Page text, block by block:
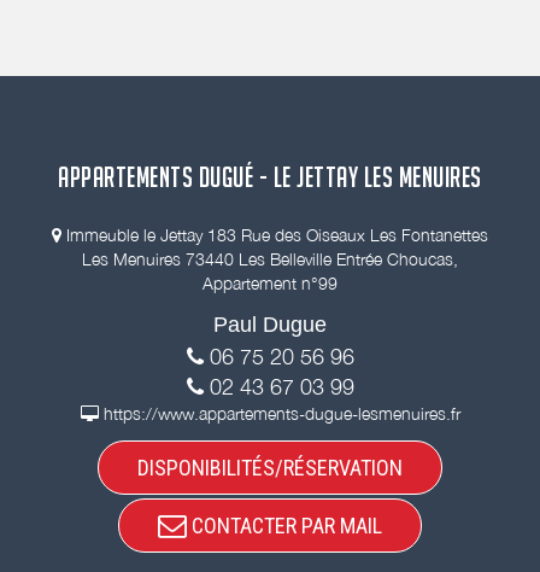
APPARTEMENTS DUGUÉ - LE JETTAY LES MENUIRES
Immeuble le Jettay 183 Rue des Oiseaux Les Fontanettes
Les Menuires 73440 Les Belleville Entrée Choucas,
Appartement n°99
Paul Dugue
06 75 20 56 96
02 43 67 03 99
https://www.appartements-dugue-lesmenuires.fr
DISPONIBILITÉS/RÉSERVATION
CONTACTER PAR MAIL